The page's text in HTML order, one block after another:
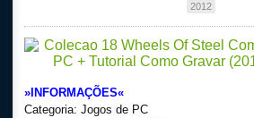
Top Séries
2012
»INFORMAÇÕES«
Categoria: Jogos de PC